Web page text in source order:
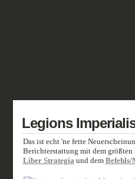
Legions
Das ist echt 'ne fette
Berichterstattung mit dem größten
Liber Strategia und dem Befehls/